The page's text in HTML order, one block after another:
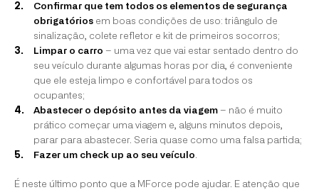
Confirmar que tem todos os elementos de segurança
obrigatórios em boas condições de uso: triângulo de
sinalização, colete refletor e kit de primeiros socorros;
Limpar o carro – uma vez que vai estar sentado dentro do
seu veículo durante algumas horas por dia, é conveniente
que ele esteja limpo e confortável para todos os
ocupantes;
Abastecer o depósito antes da viagem – não é muito
prático começar uma viagem e, alguns minutos depois,
parar para abastecer. Seria quase como uma falsa partida;
Fazer um check up ao seu veículo
É neste último ponto que a MForce pode ajudar. E atenção que